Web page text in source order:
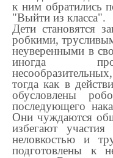
к ним обратились
"Выйти из класса".
Дети становятся
робкими,
неуверенными в
иногда
тогда как в
обусловлены
последующего
Они чуждаются
избегают
неловкостью и
подготовлены к